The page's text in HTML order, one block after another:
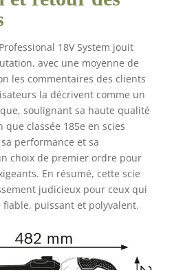
18V System jouit
avec une moyenne de
les commentaires des clients
la décrivent comme un
soulignant sa haute qualité
que classée 185e en scies
performance et sa
choix de premier ordre pour
En résumé, cette scie
judicieux pour ceux qui
puissant et polyvalent.